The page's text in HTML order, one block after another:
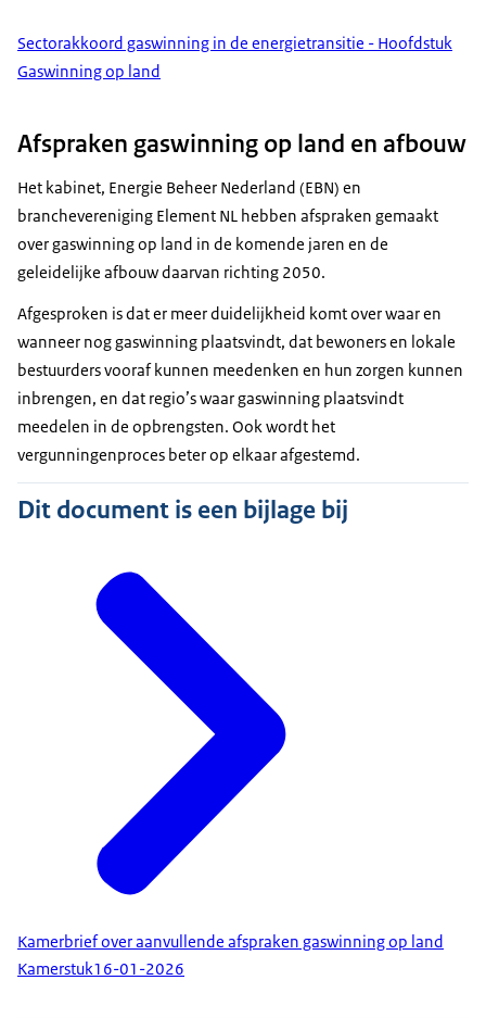
Sectorakkoord gaswinning in de energietransitie - Hoofdstuk
Gaswinning op land
Afspraken gaswinning op land en afbouw
Het kabinet, Energie Beheer Nederland (EBN) en
branchevereniging Element NL hebben afspraken gemaakt
over gaswinning op land in de komende jaren en de
geleidelijke afbouw daarvan richting 2050.
Afgesproken is dat er meer duidelijkheid komt over waar en
wanneer nog gaswinning plaatsvindt, dat bewoners en lokale
bestuurders vooraf kunnen meedenken en hun zorgen kunnen
inbrengen, en dat regio’s waar gaswinning plaatsvindt
meedelen in de opbrengsten. Ook wordt het
vergunningenproces beter op elkaar afgestemd.
Dit document is een bijlage bij
Kamerbrief over aanvullende afspraken gaswinning op land
Kamerstuk16-01-2026